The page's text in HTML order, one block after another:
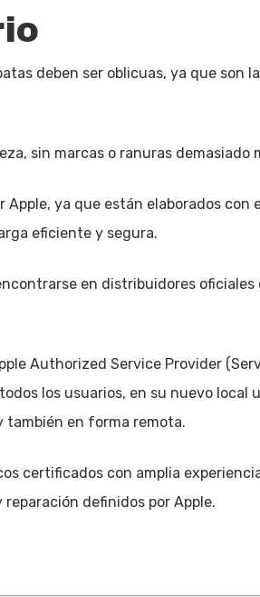
deben ser oblicuas, ya que son
sin marcas o ranuras demasiado
ya que están elaborados con
eficiente y segura.
en distribuidores oficiales
Authorized Service Provider
los usuarios, en su nuevo local
también en forma remota.
certificados con amplia
definidos por Apple.